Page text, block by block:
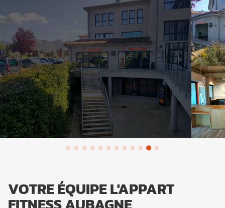
VOTRE ÉQUIPE L'APPART
FITNESS AUBAGNE